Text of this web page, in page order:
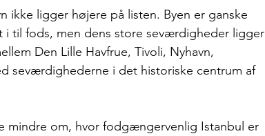
ikke ligger højere på listen. Byen er ganske
til fods, men dens store seværdigheder ligger
Den Lille Havfrue, Tivoli, Nyhavn,
seværdighederne i det historiske centrum af
mindre om, hvor fodgængervenlig Istanbul er